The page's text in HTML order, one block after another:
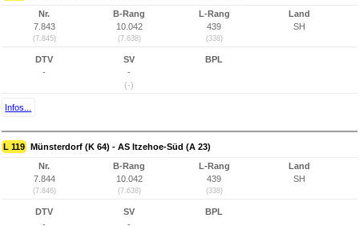
Nr.
7.843
(7.845)
B-Rang
10.042
(7.638)
L-Rang
439
(338)
Land
SH
DTV
-
SV
-
(-)
BPL
Infos...
L 119 Münsterdorf (K 64) - AS Itzehoe-Süd (A 23)
Nr.
7.844
(7.846)
B-Rang
10.042
(7.638)
L-Rang
439
(338)
Land
SH
DTV
-
SV
-
BPL